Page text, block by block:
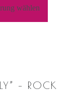
wählen
– ROCK